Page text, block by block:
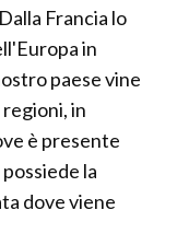
Francia lo
in
paese vine
in
è presente
la
dove viene